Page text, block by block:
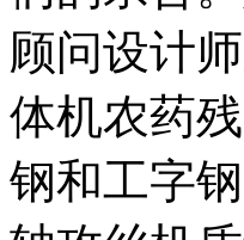
顾问设计
体机农药
钢和工字